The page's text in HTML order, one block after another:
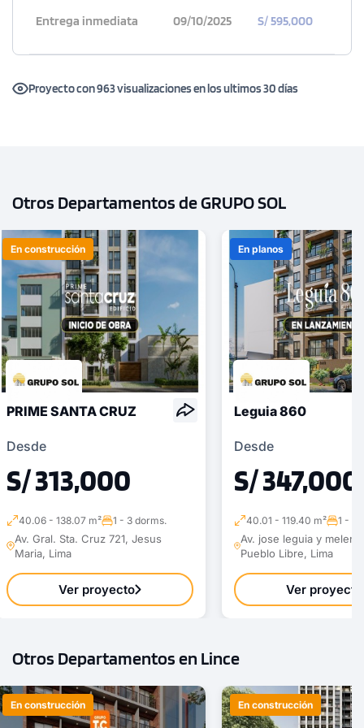
Entrega inmediata 09/10/2025 S/ 595,000
Proyecto con 963 visualizaciones en los ultimos 30 días
Otros Departamentos de GRUPO SOL
En construcción
PRIME SANTA CRUZ
Desde
S/ 313,000
40.06 - 138.07 m² 1 - 3 dorms.
Av. Gral. Sta. Cruz 721, Jesus
Maria, Lima
Ver proyecto
En planos
Leguia 860
Desde
S/ 347,000
40.01 - 119.40 m² 1 - 3
Av. jose leguia y
Pueblo Libre, Lima
Ver proyecto
Otros Departamentos en Lince
En construcción En construcción